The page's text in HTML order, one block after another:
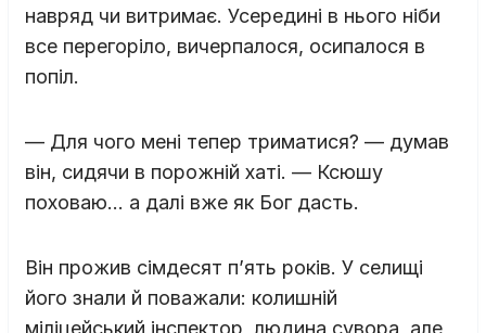
навряд чи витримає. Усередині в нього ніби
все перегоріло, вичерпалося, осипалося в
попіл.
— Для чого мені тепер триматися? — думав
він, сидячи в порожній хаті. — Ксюшу
поховаю… а далі вже як Бог дасть.
Він прожив сімдесят п’ять років. У селищі
його знали й поважали: колишній
міліцейський інспектор, людина сувора, але